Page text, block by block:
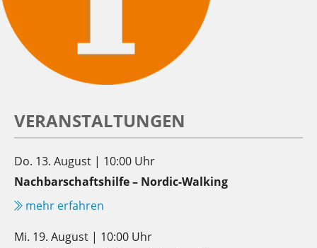
VERANSTALTUNGEN
Do. 13. August | 10:00 Uhr
Nachbarschaftshilfe – Nordic-Walking
mehr erfahren
Mi. 19. August | 10:00 Uhr